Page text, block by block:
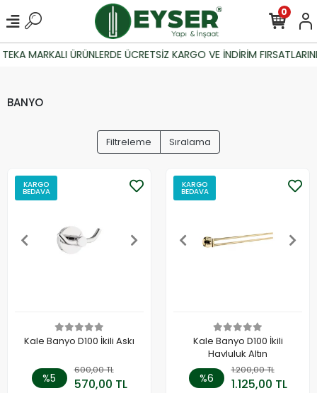
MARKALI ÜRÜNLERDE ÜCRETSİZ KARGO VE İNDİRİM
0
BANYO
Filtreleme Sıralama
KARGO
BEDAVA
Kale Banyo D100 İkili Askı
%5
600,00 TL
570,00 TL
KARGO
BEDAVA
Kale Banyo D100 İkili
Havluluk Altın
%6
1.200,00 TL
1.125,00 TL